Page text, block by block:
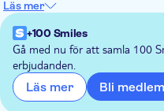
stadens horisont.
Därefter kommer ni att
där kan du höra alla
kan du beundra en av
Rondanini, den sista
död.
Läs mer
+100 Smiles
Gå med nu för att samla 100
erbjudanden.
Läs mer Bli medlem